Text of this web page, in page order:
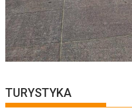
TURYSTYKA